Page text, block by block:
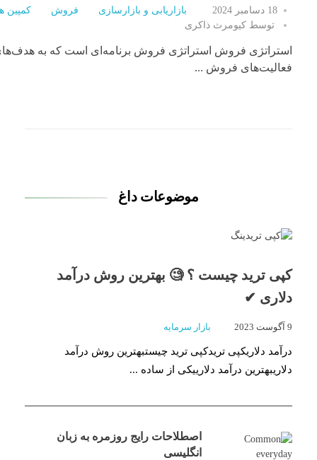
18 دسامبر 2024 بازاریابی و بازارسازی فروش
کمپین
توسط کیومرث ذاکری
استراتژی فروش استراتژی فروش برنامه‌ای است که به
فعالیت‌های فروش ...
موضوعات داغ
کپی ترید چیست ؟ 🧐 بهترین روش درآمد
دلاری ✔
9 آگوست 2023 بازار سرمایه
درآمد دلاریکپی تریدکپی ترید چیستبهترین روش درآمد
دلاریبهترین درآمد دلارییکی از ساده ...
اصطلاحات رایج روزمره به زبان
انگلیسی